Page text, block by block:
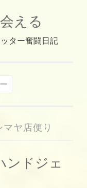
える
ター奮闘日記
ヤ店便り
ンドジェ